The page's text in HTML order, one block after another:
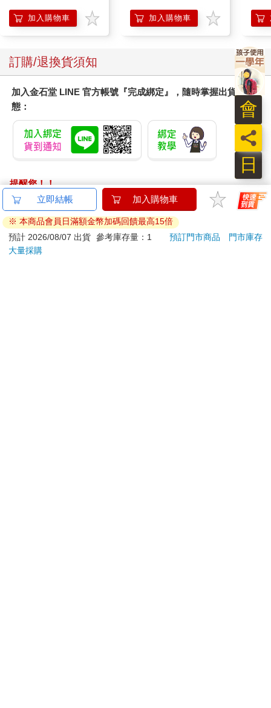
加入購物車 加入購物車
訂購/退換貨須知
加入金石堂 LINE 官方帳號『完成綁定』，隨時掌握出貨動
態：
提醒您！！
金石堂及銀行均不會請您操作ATM! 如接獲電話要求您前往
ATM提款機，請不要聽從指示，以免受騙上當！
退換貨須知：
**提醒您，鑑賞期不等於試用期，退回商品須為全新狀態**
日
員
會